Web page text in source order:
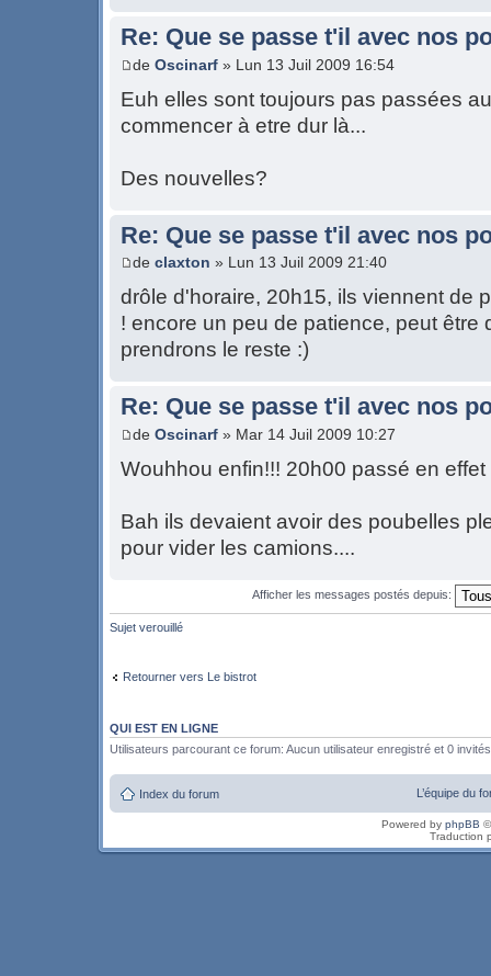
Re: Que se passe t'il avec nos
de Oscinarf » Lun 13 Juil 2009 16:54
Euh elles sont toujours pas passées
commencer à etre dur là...
Des nouvelles?
Re: Que se passe t'il avec nos
de claxton » Lun 13 Juil 2009 21:40
drôle d'horaire, 20h15, ils viennent de
! encore un peu de patience, peut être
prendrons le reste :)
Re: Que se passe t'il avec nos
de Oscinarf » Mar 14 Juil 2009 10:27
Wouhhou enfin!!! 20h00 passé en effet
Bah ils devaient avoir des poubelles
pour vider les camions....
Afficher les messages postés depuis:
Sujet verouillé
Retourner vers Le bistrot
QUI EST EN LIGNE
Utilisateurs parcourant ce forum: Aucun utilisateur enregistré et 0 invités
Index du forum L’équipe du
Powered by phpBB
Traduction